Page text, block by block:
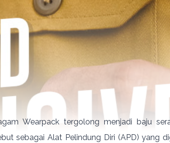
Wearpack tergolong menjadi baju
sebagai Alat Pelindung Diri (APD) yang